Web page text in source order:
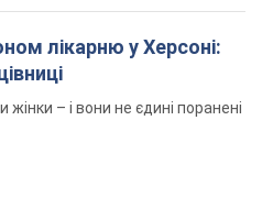
лікарню у Херсоні:
– і вони не єдині поранені